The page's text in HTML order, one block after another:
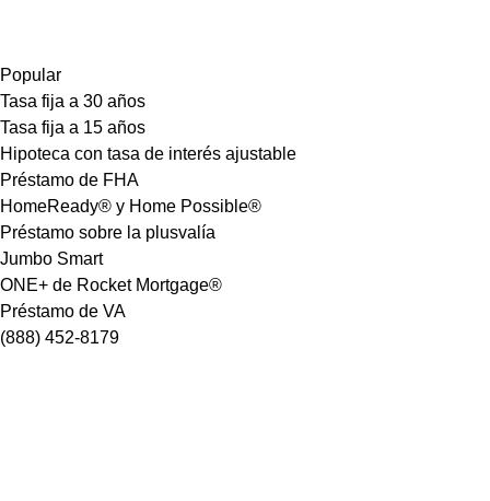
Popular
Tasa fija a 30 años
Tasa fija a 15 años
Hipoteca con tasa de interés ajustable
Préstamo de FHA
HomeReady® y Home Possible®
Préstamo sobre la plusvalía
Jumbo Smart
ONE+ de Rocket Mortgage®
Préstamo de VA
(888) 452-8179